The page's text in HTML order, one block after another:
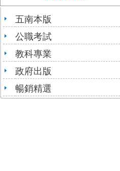
五南本版
公職考試
教科專業
政府出版
暢銷精選